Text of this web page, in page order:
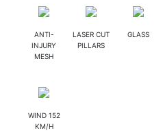
ANTI-
INJURY
MESH
LASER CUT
PILLARS
GLASS
WIND 152
KM/H